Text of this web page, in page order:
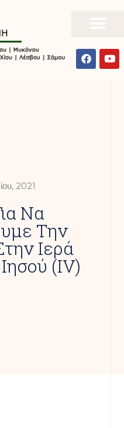
2021
Να
Την
Ιερά
(ΙV)